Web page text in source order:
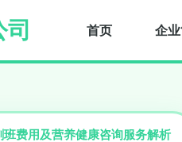
首页 企
费用及营养健康咨询服务解析